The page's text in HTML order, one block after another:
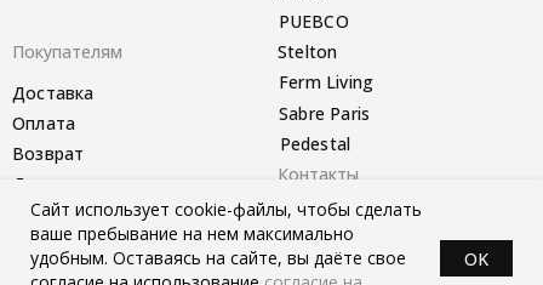
PUEBCO
Stelton
Другое
Возврат
Оплата
Доставка
Sabre Paris
Ferm Living
Pedestal
Telegram-канал
Контакты
Покупателям
*instagram запрещён в РФ
Сайт использует cookie-файлы, чтобы сделать
ваше пребывание на нем максимально
удобным. Оставаясь на сайте, вы даёте свое
OK